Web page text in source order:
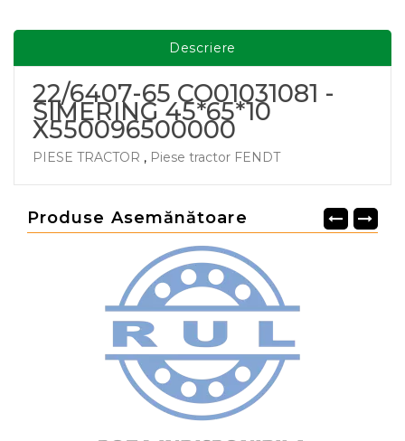
Descriere
22/6407-65 CO01031081 -
SIMERING 45*65*10
X550096500000
PIESE TRACTOR , Piese tractor FENDT
Produse Asemănătoare